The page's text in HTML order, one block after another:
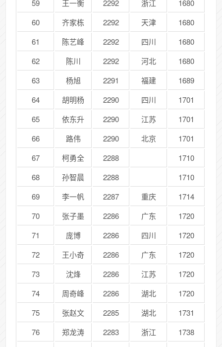
59 王一衡 2292 浙江
1680
60
齐家栋 2292 天津
1680
61
陈艺峰 2292 四川
1680
62
陈川 2292 河北
1680
63
杨旭 2291 福建
1689
64
胡明杨 2290 四川
1701
65
依东升 2290 江苏
1701
66
路伟 2290 北京
1701
67
柯勇全 2288
1710
68
孙智晨 2288
1710
69
李一帆 2287 重庆
1714
70
张子墨 2286 广东
1720
71
庞博 2286 四川
1720
72
王小奇 2286 广东
1720
73
沈烽 2286 江苏
1720
74
周奇峰 2286 湖北
1720
75
张赵文 2285 湖北
1731
76
郑龙涛 2283 浙江
1738